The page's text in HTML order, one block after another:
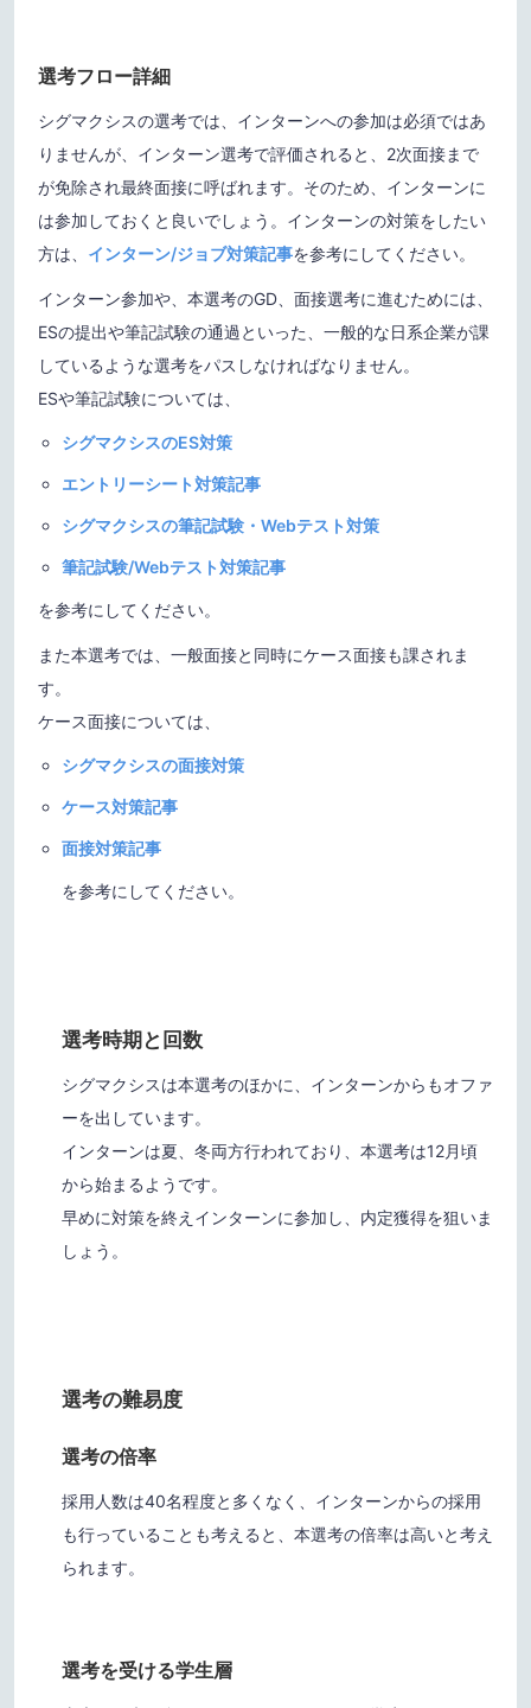
選考フロー詳細
シグマクシスの選考では、インターンへの参加は必須ではあ
りませんが、インターン選考で評価されると、2次面接まで
が免除され最終面接に呼ばれます。そのため、インターンに
は参加しておくと良いでしょう。インターンの対策をしたい
方は、 インターン/ジョブ対策記事を参考にしてください。
インターン参加や、本選考のGD、面接選考に進むためには、
ESの提出や筆記試験の通過といった、一般的な日系企業が課
しているような選考をパスしなければなりません。
ESや筆記試験については、
シグマクシスのES対策
エントリーシート対策記事
シグマクシスの筆記試験・Webテスト対策
筆記試験/Webテスト対策記事
を参考にしてください。
また本選考では、一般面接と同時にケース面接も課されま
す。
ケース面接については、
シグマクシスの面接対策
ケース対策記事
面接対策記事
を参考にしてください。
選考時期と回数
シグマクシスは本選考のほかに、インターンからもオファ
ーを出しています。
インターンは夏、冬両方行われており、本選考は12月頃
から始まるようです。
早めに対策を終えインターンに参加し、内定獲得を狙いま
しょう。
選考の難易度
選考の倍率
採用人数は40名程度と多くなく、インターンからの採用
も行っていることも考えると、本選考の倍率は高いと考え
られます。
選考を受ける学生層